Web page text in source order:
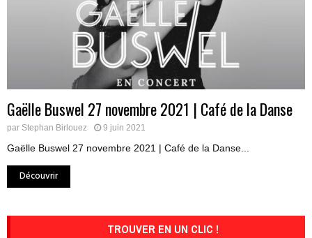
Gaëlle Buswel 27 novembre 2021 | Café de la Danse
par Stephan Birlouez 9 juin 2021
Gaëlle Buswel 27 novembre 2021 | Café de la Danse...
Découvrir
TROUVER EN UN CLIC !